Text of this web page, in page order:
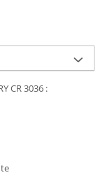
CR 3036 :